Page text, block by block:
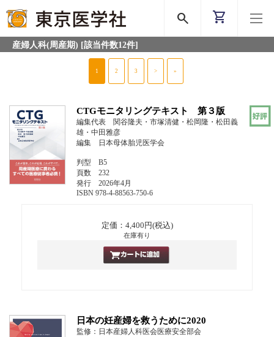
search shopping_cart
産婦人科(周産期) [該当件数12件]
1 2 3 > »
CTGモニタリングテキスト 第３版
編集代表 関谷隆夫・市塚清健・松岡隆・松田義
雄・中田雅彦
編集 日本母体胎児医学会
判型 B5
頁数 232
発行 2026年4月
ISBN 978-4-88563-750-6
定価：4,400円(税込)
在庫有り
日本の妊産婦を救うために2020
監修：日本産婦人科医会医療安全部会